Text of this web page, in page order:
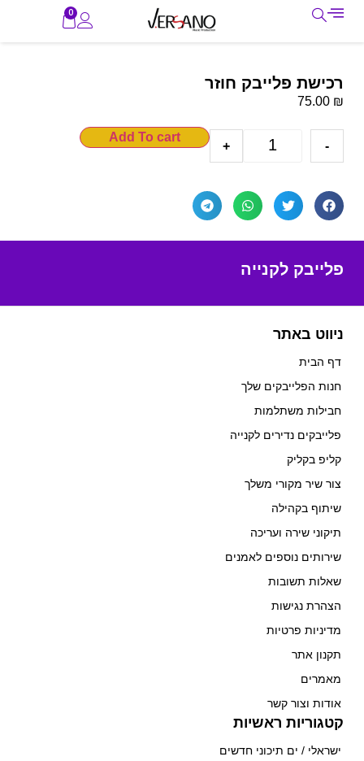
0
רכישת פלייבק חוזר
75.00 ₪
-
+
Add To cart
פלייבק לקנייה
ניווט באתר
דף הבית
חנות הפלייבקים שלך
חבילות משתלמות
פלייבקים נדירים לקנייה
קליפ בקליק
צור שיר מקורי משלך
שיתוף בקהילה
תיקוני שירה ועריכה
שירותים נוספים לאמנים
שאלות תשובות
הצהרת נגישות
מדיניות פרטיות
תקנון אתר
מאמרים
אודות וצור קשר
קטגוריות ראשיות
ישראלי / ים תיכוני חדשים